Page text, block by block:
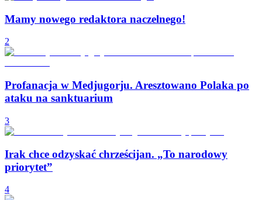
Mamy nowego redaktora naczelnego!
2
Profanacja w Medjugorju. Aresztowano Polaka po
ataku na sanktuarium
3
Irak chce odzyskać chrześcijan. „To narodowy
priorytet”
4